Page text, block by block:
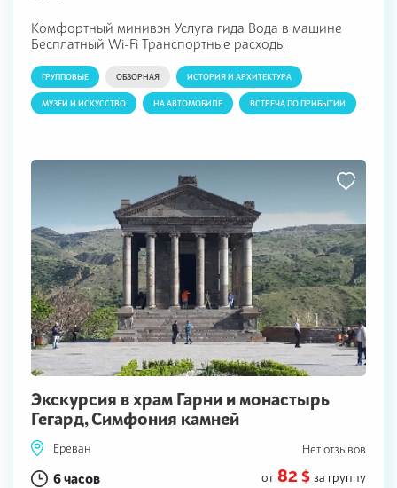
Комфортный минивэн Услуга гида Вода в машине
Бесплатный Wi-Fi Транспортные расходы
ГРУППОВЫЕ ОБЗОРНАЯ ИСТОРИЯ И АРХИТЕКТУРА
МУЗЕИ И ИСКУССТВО НА АВТОМОБИЛЕ ВСТРЕЧА ПО ПРИБЫТИИ
Экскурсия в храм Гарни и монастырь
Гегард, Симфония камней
Ереван Нет отзывов
6 часов от 82 $ за группу